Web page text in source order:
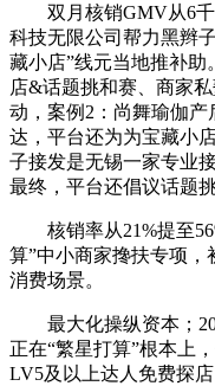
双月核销GMV从6千
科技无限公司帮力黑辫
藏小店”线元当地推补
店&话题挑和赛、商家
动，案例2：尚舞瑜伽
达，平台还为为宝藏小
子接发是无锡一家专业
最终，平台还倡议话题挑
核销率从21%提至
算”中小商家搀扶专项
消费场景。
最大化操纵资本；
正在“繁星打算”根本上
LV5及以上达人免费探